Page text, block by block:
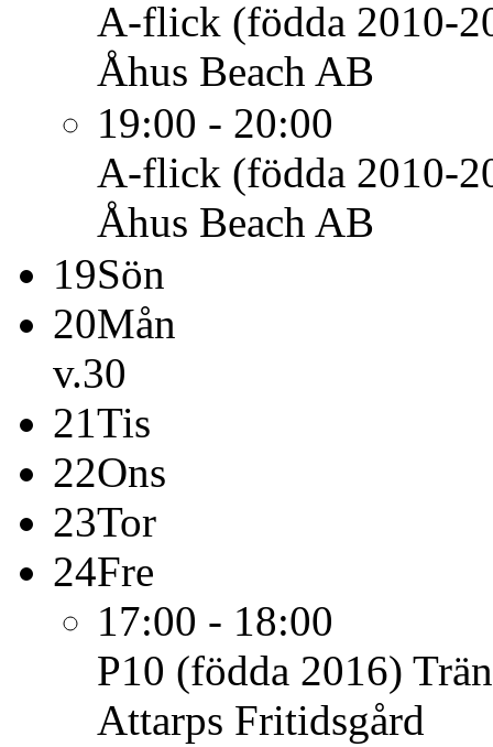
A-flick (födda 2010-
Åhus Beach AB
19:00 - 20:00
A-flick (födda 2010-
Åhus Beach AB
19Sön
20Mån
v.30
21Tis
22Ons
23Tor
24Fre
17:00 - 18:00
P10 (födda 2016)
Attarps Fritidsgård